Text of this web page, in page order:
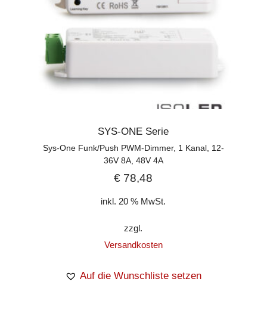
SYS-ONE Serie
Sys-One Funk/Push PWM-Dimmer, 1 Kanal, 12-
36V 8A, 48V 4A
€ 78,48
inkl. 20 % MwSt.
zzgl.
Versandkosten
Auf die Wunschliste setzen